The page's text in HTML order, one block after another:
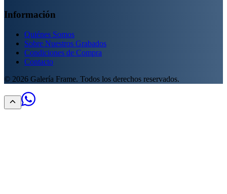
Información
Quiénes Somos
Sobre Nuestros Grabados
Condiciones de Compra
Contacto
© 2026 Galería Frame. Todos los derechos reservados.